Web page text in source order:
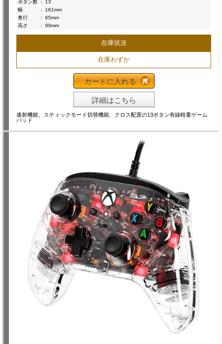
ボタン数 :
13
幅
:
161mm
奥行
:
65mm
高さ
: 99mm
在庫状況
在庫わずか
カートに入れる
詳細はこちら
連射機能、スティックモード切替機能、クロス配置の13ボタン有線軽量ゲーム
パッド